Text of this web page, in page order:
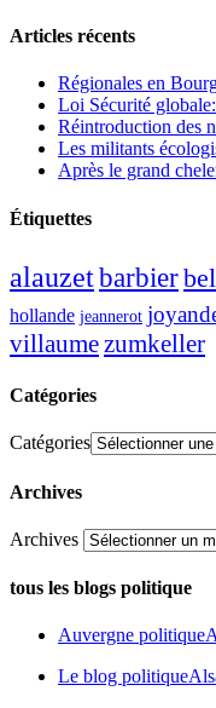
Articles récents
Régionales en
Loi Sécurité
Réintroduction des
Les militants
Après le grand
Étiquettes
alauzetbarbier
hollande jeannerot
villaumezumkeller
Catégories
Catégories
Archives
Archives
tous les blogs politique
Auvergne politique
Le blog politique